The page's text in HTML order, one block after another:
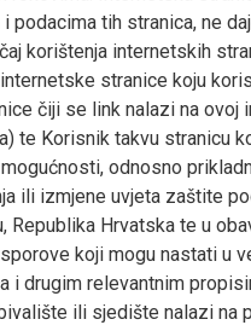
tih stranica, ne
korištenja internetskih
stranice koju
čiji se link nalazi na
te Korisnik takvu stranicu
odnosno
ili izmjene uvjeta zaštite
Hrvatska te u
koji mogu nastati
drugim relevantnim
ili sjedište nalazi na